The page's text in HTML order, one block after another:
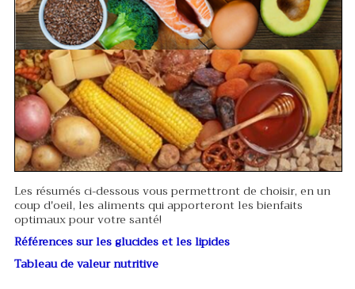
Les résumés ci-dessous vous permettront de choisir, en un
coup d'oeil, les aliments qui apporteront les bienfaits
optimaux pour votre santé!
Références sur les glucides et les lipides
Tableau de valeur nutritive